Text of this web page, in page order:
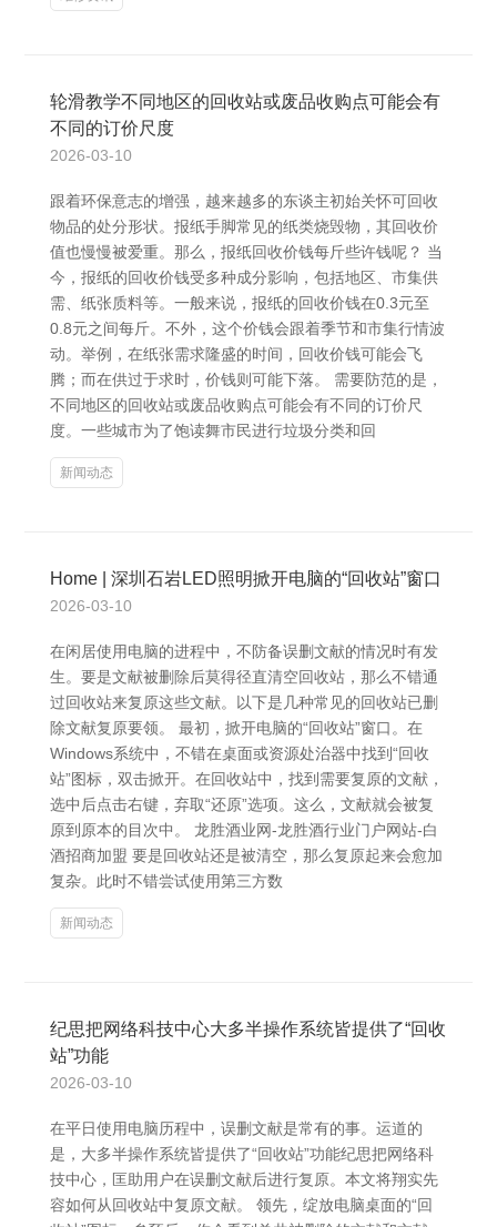
轮滑教学不同地区的回收站或废品收购点可能会有
不同的订价尺度
2026-03-10
跟着环保意志的增强，越来越多的东谈主初始关怀可回收
物品的处分形状。报纸手脚常见的纸类烧毁物，其回收价
值也慢慢被爱重。那么，报纸回收价钱每斤些许钱呢？ 当
今，报纸的回收价钱受多种成分影响，包括地区、市集供
需、纸张质料等。一般来说，报纸的回收价钱在0.3元至
0.8元之间每斤。不外，这个价钱会跟着季节和市集行情波
动。举例，在纸张需求隆盛的时间，回收价钱可能会飞
腾；而在供过于求时，价钱则可能下落。 需要防范的是，
不同地区的回收站或废品收购点可能会有不同的订价尺
度。一些城市为了饱读舞市民进行垃圾分类和回
新闻动态
Home | 深圳石岩LED照明掀开电脑的“回收站”窗口
2026-03-10
在闲居使用电脑的进程中，不防备误删文献的情况时有发
生。要是文献被删除后莫得径直清空回收站，那么不错通
过回收站来复原这些文献。以下是几种常见的回收站已删
除文献复原要领。 最初，掀开电脑的“回收站”窗口。在
Windows系统中，不错在桌面或资源处治器中找到“回收
站”图标，双击掀开。在回收站中，找到需要复原的文献，
选中后点击右键，弃取“还原”选项。这么，文献就会被复
原到原本的目次中。 龙胜酒业网-龙胜酒行业门户网站-白
酒招商加盟 要是回收站还是被清空，那么复原起来会愈加
复杂。此时不错尝试使用第三方数
新闻动态
纪思把网络科技中心大多半操作系统皆提供了“回收
站”功能
2026-03-10
在平日使用电脑历程中，误删文献是常有的事。运道的
是，大多半操作系统皆提供了“回收站”功能纪思把网络科
技中心，匡助用户在误删文献后进行复原。本文将翔实先
容如何从回收站中复原文献。 领先，绽放电脑桌面的“回